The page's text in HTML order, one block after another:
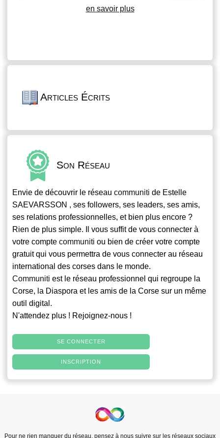
en savoir plus
Articles Écrits
Son Réseau
Envie de découvrir le réseau communiti de Estelle
SAEVARSSON , ses followers, ses leaders, ses amis,
ses relations professionnelles, et bien plus encore ?
Rien de plus simple. Il vous suffit de vous connecter à
votre compte communiti ou bien de créer votre compte
gratuit qui vous permettra de vous connecter au réseau
international des corses dans le monde.
Communiti est le réseau professionnel qui regroupe la
Corse, la Diaspora et les amis de la Corse sur un même
outil digital.
N'attendez plus ! Rejoignez-nous !
SE CONNECTER
INSCRIPTION
Pour ne rien manquer du réseau, pensez à nous suivre sur les réseaux sociaux